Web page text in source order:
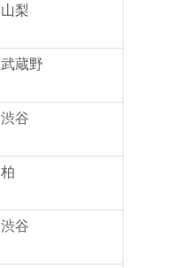
山梨
武蔵野
渋谷
柏
渋谷